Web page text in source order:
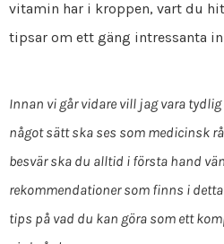
vitamin har i kroppen, vart du
tipsar om ett gäng intressanta
Innan vi går vidare vill jag vara
något sätt ska ses som medicinsk
besvär ska du alltid i första hand
rekommendationer som finns i
tips på vad du kan göra som ett